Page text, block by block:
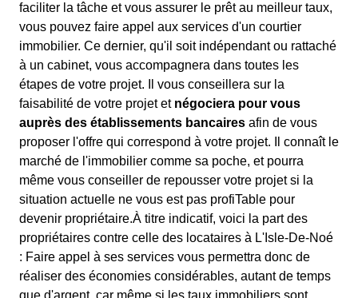
faciliter la tâche et vous assurer le prêt au meilleur taux,
vous pouvez faire appel aux services d'un courtier
immobilier. Ce dernier, qu'il soit indépendant ou rattaché
à un cabinet, vous accompagnera dans toutes les
étapes de votre projet. Il vous conseillera sur la
faisabilité de votre projet et négociera pour vous
auprès des établissements bancaires afin de vous
proposer l'offre qui correspond à votre projet. Il connaît le
marché de l'immobilier comme sa poche, et pourra
même vous conseiller de repousser votre projet si la
situation actuelle ne vous est pas profiTable pour
devenir propriétaire.À titre indicatif, voici la part des
propriétaires contre celle des locataires à L'Isle-De-Noé
: Faire appel à ses services vous permettra donc de
réaliser des économies considérables, autant de temps
que d'argent, car même si les taux immobiliers sont